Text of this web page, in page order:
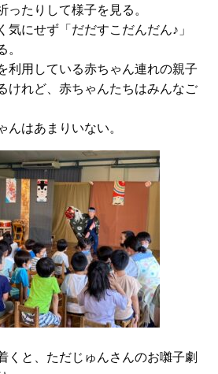
ったりして様子を見る。
気にせず「だだすこだんだん♪」
。
利用している赤ちゃん連れの親子
けれど、赤ちゃんたちはみんなご
んはあまりいない。
くと、ただじゅんさんのお囃子劇